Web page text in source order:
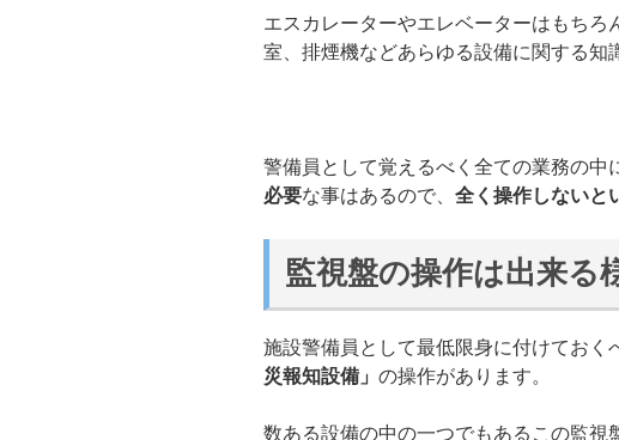
エスカレーターやエレベーターはもちろ
室、排煙機などあらゆる設備に関する知
警備員として覚えるべく全ての業務の中
必要な事はあるので、 全く操作しないと
監視盤の操作は出来る
施設警備員として最低限身に付けておく
災報知設備」 の操作があります。
数ある設備の中の一つでもあるこの監視